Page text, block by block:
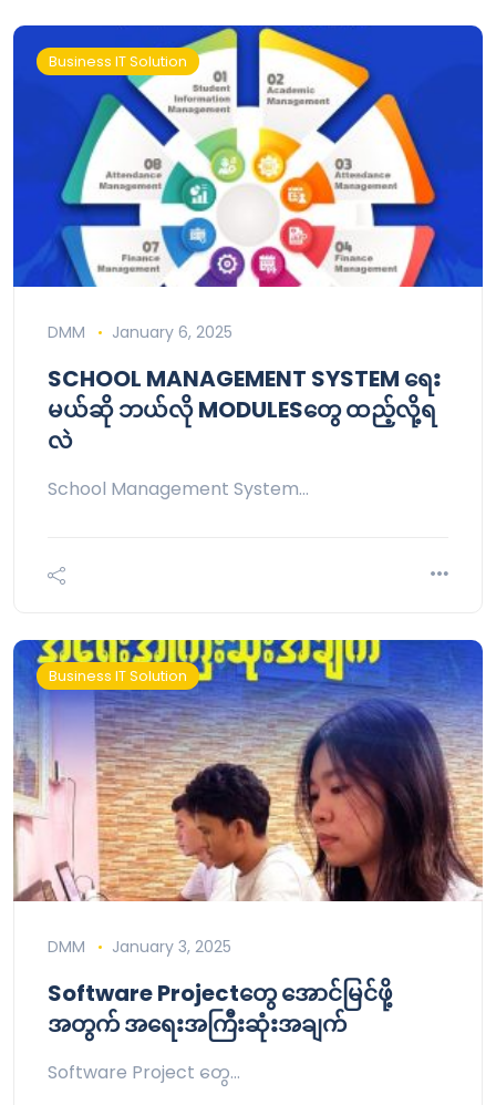
Business IT Solution
DMM January 6, 2025
SCHOOL MANAGEMENT SYSTEM ရေး
မယ်ဆို ဘယ်လို MODULESတွေ ထည့်လို့ရ
လဲ
School Management System…
Business IT Solution
DMM January 3, 2025
Software Projectတွေ အောင်မြင်ဖို့
အတွက် အရေးအကြီးဆုံးအချက်
Software Project တွေ…